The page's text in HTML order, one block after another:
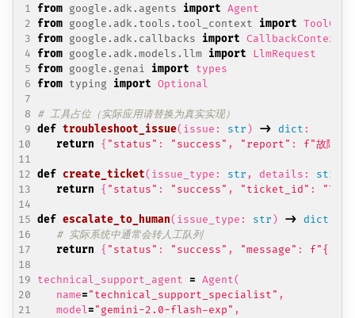
from google.adk.agents import Agent
from google.adk.tools.tool_context import
from google.adk.callbacks import CallbackContext
from google.adk.models.llm import
LlmRequest
from google.genai import
types
from typing import Optional
# 工具占位（实际应用请替换为真实实现）
def troubleshoot_issue( issue : str ) -> dict :
return
{ "status" : "success" , "report" : f"故障排
def create_ticket( issue_type : str , details : str
return
{ "status" : "success" , "ticket_id" :
def escalate_to_human( issue_type : str ) -> dict
# 实际系统中通常会转人工队列
return
{ "status" : "success" , "message" : f"{
technical_support_agent = Agent(
name="technical_support_specialist" ,
model="gemini-2.0-flash-exp" ,